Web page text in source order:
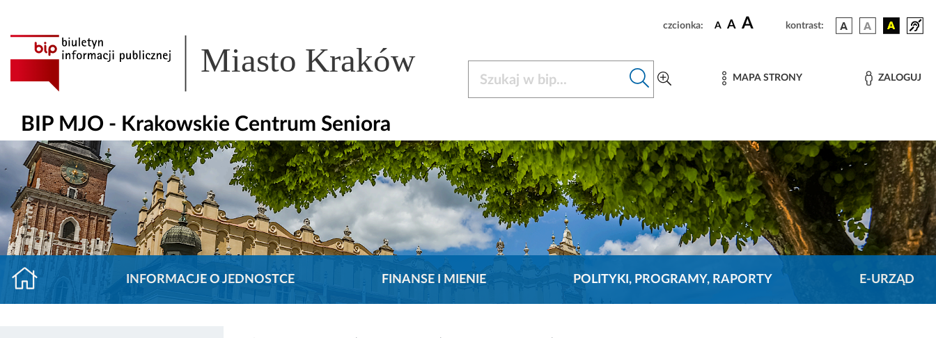
czcionka: A A A kontrast:
Miasto Kraków MAPA STRONY ZALOGUJ
BIP MJO - Krakowskie Centrum Seniora
INFORMACJE O JEDNOSTCE FINANSE I MIENIE POLITYKI, PROGRAMY, RAPORTY E-URZĄD